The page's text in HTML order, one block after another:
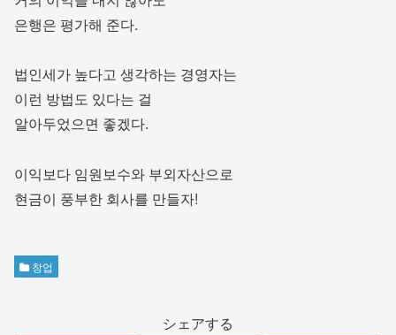
은행은 평가해 준다.
법인세가 높다고 생각하는 경영자는
이런 방법도 있다는 걸
알아두었으면 좋겠다.
이익보다 임원보수와 부외자산으로
현금이 풍부한 회사를 만들자!
창업
シェアする